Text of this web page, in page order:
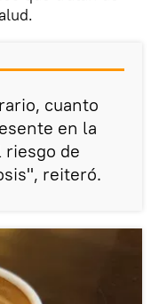
cuanto
en la
riesgo de
reiteró.